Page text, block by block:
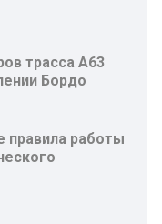
трасса A63
Бордо
правила работы